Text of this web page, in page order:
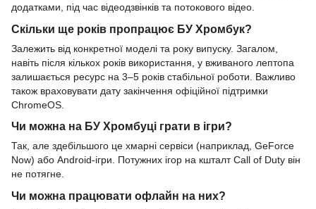
додатками, під час відеодзвінків та потокового відео.
Скільки ще років пропрацює БУ Хромбук?
Залежить від конкретної моделі та року випуску. Загалом,
навіть після кількох років використання, у вживаного лептопа
залишається ресурс на 3–5 років стабільної роботи. Важливо
також враховувати дату закінчення офіційної підтримки
ChromeOS.
Чи можна на БУ Хромбуці грати в ігри?
Так, але здебільшого це хмарні сервіси (наприклад, GeForce
Now) або Android-ігри. Потужних ігор на кшталт Call of Duty він
не потягне.
Чи можна працювати офлайн на них?